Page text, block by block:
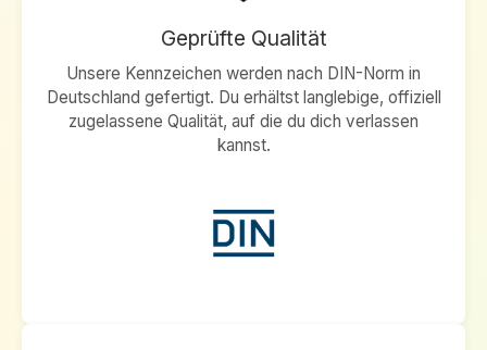
Geprüfte Qualität
Unsere Kennzeichen werden nach DIN-Norm in
Deutschland gefertigt. Du erhältst langlebige, offiziell
zugelassene Qualität, auf die du dich verlassen
kannst.